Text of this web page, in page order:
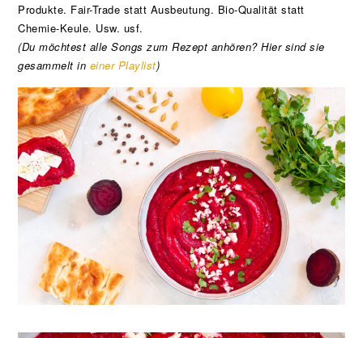
Produkte. Fair-Trade statt Ausbeutung. Bio-Qualität statt
Chemie-Keule. Usw. usf.
(Du möchtest alle Songs zum Rezept anhören? Hier sind sie
gesammelt in einer Playlist)